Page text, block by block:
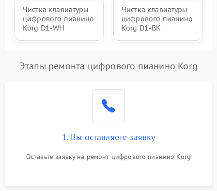
Чистка клавиатуры
цифрового пианино
Korg D1-WH
Чистка клавиатуры
цифрового пианино
Korg D1-BK
Этапы ремонта цифрового пианино Korg
1. Вы оставляете заявку
Оставьте заявку на ремонт цифрового пианино Korg